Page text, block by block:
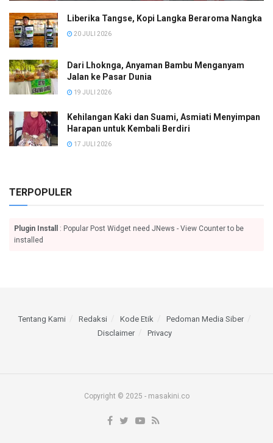
Liberika Tangse, Kopi Langka Beraroma Nangka
20 JULI 2026
Dari Lhoknga, Anyaman Bambu Menganyam
Jalan ke Pasar Dunia
19 JULI 2026
Kehilangan Kaki dan Suami, Asmiati Menyimpan
Harapan untuk Kembali Berdiri
17 JULI 2026
TERPOPULER
Plugin Install
: Popular Post Widget need JNews - View Counter to be
installed
Tentang Kami Redaksi Kode Etik
Pedoman Media Siber
Disclaimer
Privacy
Copyright © 2025 - masakini.co